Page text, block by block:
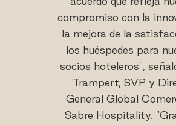
compromiso con la
la mejora de la
los huéspedes para
socios hoteleros",
Trampert, SVP y
General Global
Sabre Hospitality.